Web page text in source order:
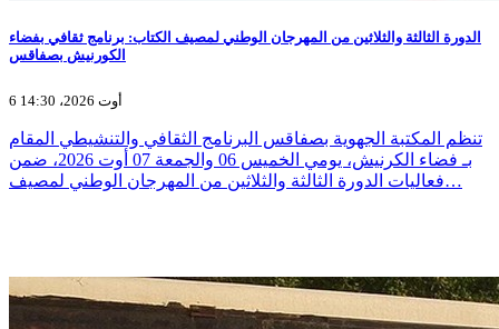
الدورة الثالثة والثلاثين من المهرجان الوطني لمصيف الكتاب: برنامج ثقافي بفضاء
الكورنيش بصفاقس
6 أوت 2026، 14:30
تنظم المكتبة الجهوية بصفاقس البرنامج الثقافي والتنشيطي المقام
بـ فضاء الكرنيش، يومي الخميس 06 والجمعة 07 أوت 2026، ضمن
فعاليات الدورة الثالثة والثلاثين من المهرجان الوطني لمصيف…